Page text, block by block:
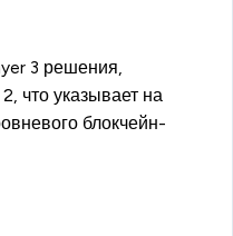
3 решения,
что указывает на
блокчейн-